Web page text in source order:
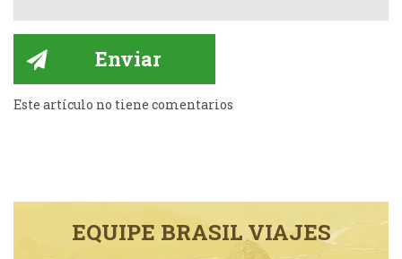
Este artículo no tiene comentarios
EQUIPE BRASIL VIAJES